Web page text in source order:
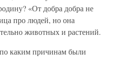
«От добра добра не
про людей, но она
животных и растений.
каким причинам были